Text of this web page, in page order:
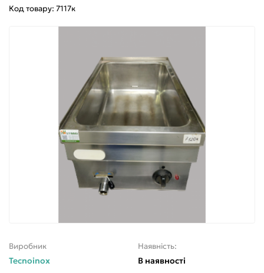
Код товару: 7117к
Виробник
Tecnoinox
Наявність:
В наявності